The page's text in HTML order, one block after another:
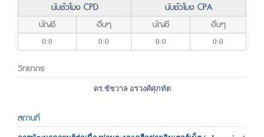
นับชั่วโมง CPD
นับชั่วโมง CPA
บัญชี
อื่นๆ บัญชี อื่นๆ
0:0 0:0 0:0 0:0
วิทยากร
ดร.ชัชวาล อรวงศ์ศุภทัต
สถานที่